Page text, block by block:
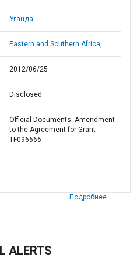
Уганда,
Eastern and Southern Africa,
2012/06/25
Disclosed
Official Documents- Amendment
to the Agreement for Grant
TF096666
Подробнее
ALERTS